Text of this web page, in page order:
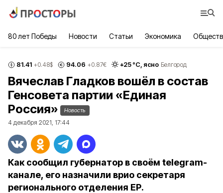
80 лет Победы Новости Статьи Экономика
81.41 +0.48$ 94.06 +0.87€ +25°С, ясно Белгород
Вячеслав Гладков вошёл в состав
Генсовета партии «Единая
Россия»
Новость
4 декабря 2021, 17:44
Как сообщил губернатор в своём telegram-
канале, его назначили врио секретаря
регионального отделения ЕР.